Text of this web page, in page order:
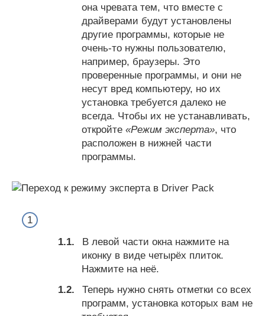
она чревата тем, что вместе с
драйверами будут установлены
другие программы, которые не
очень-то нужны пользователю,
например, браузеры. Это
проверенные программы, и они не
несут вред компьютеру, но их
установка требуется далеко не
всегда. Чтобы их не устанавливать,
откройте «Режим эксперта», что
расположен в нижней части
программы.
В левой части окна нажмите на
иконку в виде четырёх плиток.
Нажмите на неё.
Теперь нужно снять отметки со всех
программ, установка которых вам не